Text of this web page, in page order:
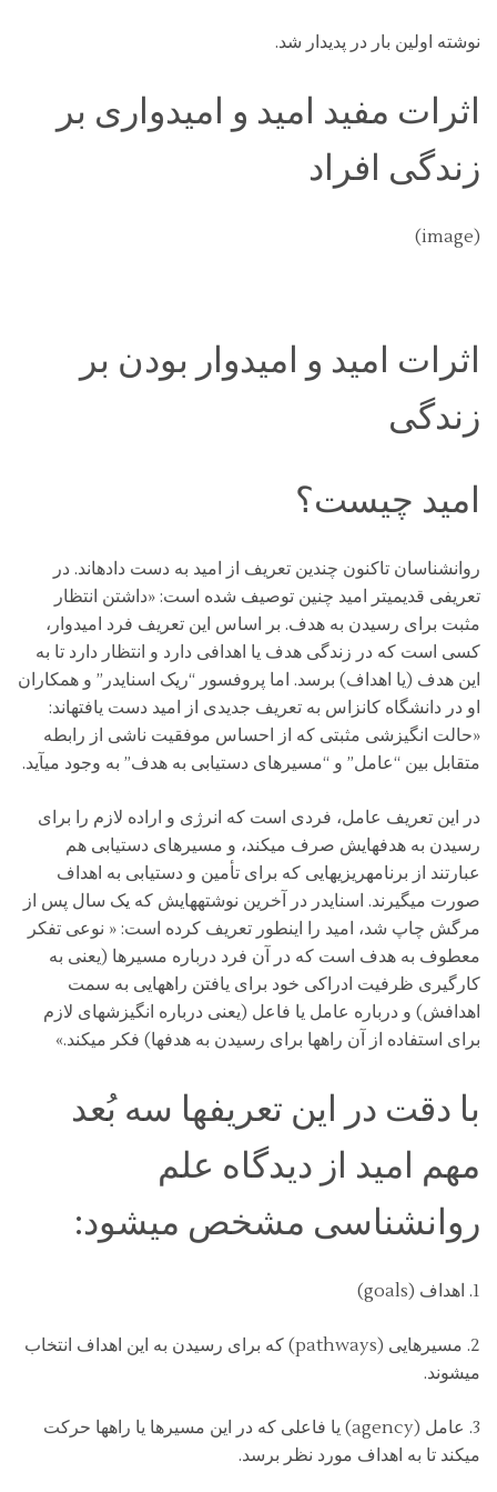
نوشته اولین بار در پدیدار شد.
اثرات مفید امید و امیدواری بر
زندگی افراد
(image)
اثرات امید و امیدوار بودن بر
زندگی
امید چیست؟
روانشناسان تاکنون چندین تعریف از امید به دست دادهاند. در
تعریفی قدیمیتر امید چنین توصیف شده است: «داشتن انتظار
مثبت برای رسیدن به هدف. بر اساس این تعریف فرد امیدوار،
کسی است که در زندگی هدف یا اهدافی دارد و انتظار دارد تا به
این هدف (یا اهداف) برسد. اما پروفسور “ریک اسنایدر” و همکاران
او در دانشگاه کانزاس به تعریف جدیدی از امید دست یافتهاند:
«حالت انگیزشی مثبتی که از احساس موفقیت ناشی از رابطه
متقابل بین “عامل” و “مسیرهای دستیابی به هدف” به وجود میآید.
در این تعریف عامل، فردی است که انرژی و اراده لازم را برای
رسیدن به هدفهایش صرف میکند، و مسیرهای دستیابی هم
عبارتند از برنامهریزیهایی که برای تأمین و دستیابی به اهداف
صورت میگیرند. اسنایدر در آخرین نوشتههایش که یک سال پس از
مرگش چاپ شد، امید را اینطور تعریف کرده است: « نوعی تفکر
معطوف به هدف است که در آن فرد درباره مسیرها (یعنی به
کارگیری ظرفیت ادراکی خود برای یافتن راههایی به سمت
اهدافش) و درباره عامل یا فاعل (یعنی درباره انگیزشهای لازم
برای استفاده از آن راهها برای رسیدن به هدفها) فکر میکند.»
با دقت در این تعریفها سه بُعد
مهم امید از دیدگاه علم
روانشناسی مشخص میشود:
1. اهداف (goals)
2. مسیرهایی (pathways) که برای رسیدن به این اهداف انتخاب
میشوند.
3. عامل (agency) یا فاعلی که در این مسیرها یا راهها حرکت
میکند تا به اهداف مورد نظر برسد.